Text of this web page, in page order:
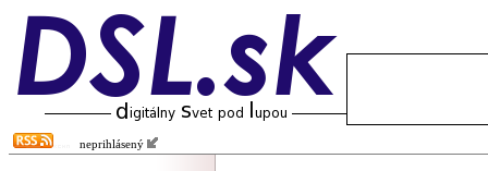
neprihlásený